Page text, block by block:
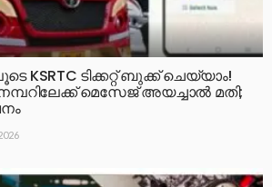
KSRTC ടിക്കറ്റ് ബുക്ക് ചെയ്യാം!
മെസേജ് അയച്ചാൽ മതി;